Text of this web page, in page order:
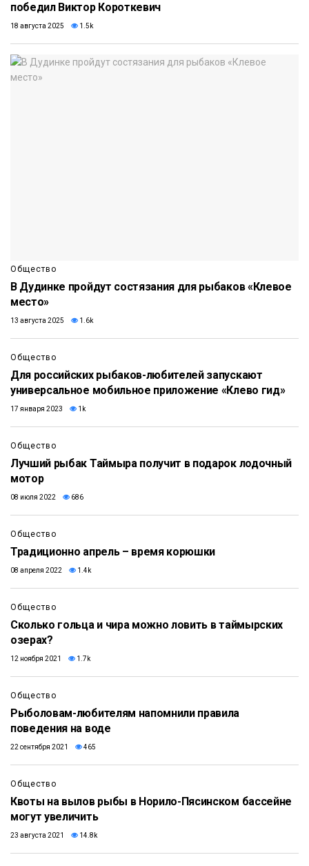
победил Виктор Короткевич
18 августа 2025 1.5k
Общество
В Дудинке пройдут состязания для рыбаков «Клевое
место»
13 августа 2025 1.6k
Общество
Для российских рыбаков-любителей запускают
универсальное мобильное приложение «Клево гид»
17 января 2023 1k
Общество
Лучший рыбак Таймыра получит в подарок лодочный
мотор
08 июля 2022 686
Общество
Традиционно апрель – время корюшки
08 апреля 2022 1.4k
Общество
Сколько гольца и чира можно ловить в таймырских
озерах?
12 ноября 2021 1.7k
Общество
Рыболовам-любителям напомнили правила
поведения на воде
22 сентября 2021 465
Общество
Квоты на вылов рыбы в Норило-Пясинском бассейне
могут увеличить
23 августа 2021 14.8k